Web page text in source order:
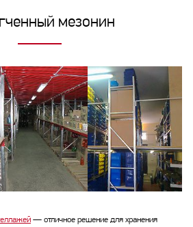
мезонин
— отличное решение для хранения